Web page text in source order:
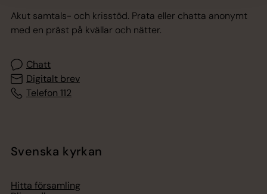
Akut samtals- och krisstöd. Prata eller chatta anonymt
med en präst på kvällar och nätter.
Chatt
Digitalt brev
Telefon 112
Svenska kyrkan
Hitta församling